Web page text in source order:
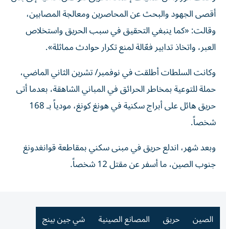
أقصى الجهود والبحث عن المحاصرين ومعالجة المصابين،
وقالت: «كما ينبغي التحقيق في سبب الحريق واستخلاص
العبر، واتخاذ تدابير فعّالة لمنع تكرار حوادث مماثلة».
وكانت السلطات أطلقت في نوفمبر/ تشرين الثاني الماضي،
حملة للتوعية بمخاطر الحرائق في المباني الشاهقة، بعدما أتى
حريق هائل على أبراج سكنية في هونغ كونغ، مودياً بـ 168
شخصاً.
وبعد شهر، اندلع حريق في مبنى سكني بمقاطعة قوانغدونغ
جنوب الصين، ما أسفر عن مقتل 12 شخصاً.
الصين حريق المصانع الصينية
شي جين بينج